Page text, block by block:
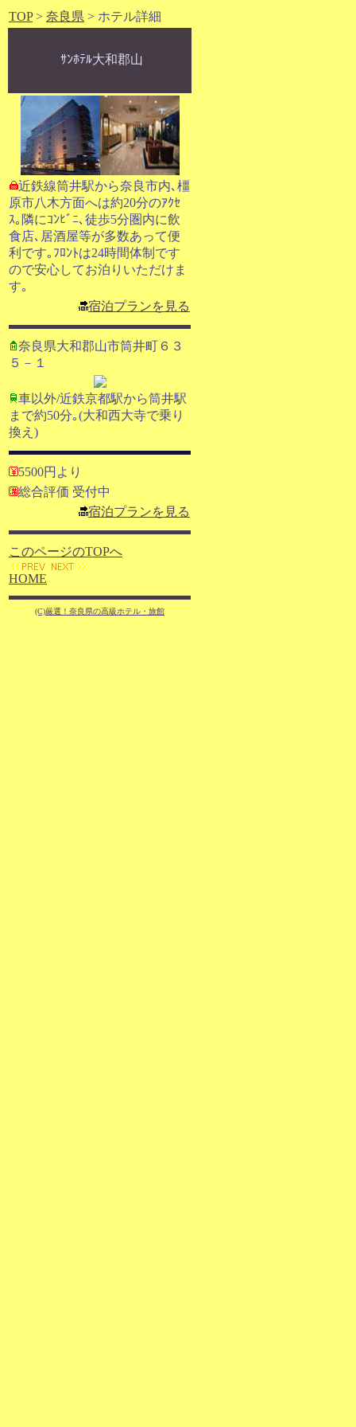
TOP> 奈良県 > ホテル詳細
ｻﾝﾎﾃﾙ大和郡山
近鉄線筒井駅から奈良市内､橿
原市八木方面へは約20分のｱｸｾ
ｽ｡隣にｺﾝﾋﾞﾆ､徒歩5分圏内に飲
食店､居酒屋等が多数あって便
利です｡ﾌﾛﾝﾄは24時間体制です
ので安心してお泊りいただけま
す｡
宿泊プランを見る
奈良県大和郡山市筒井町６３
５－１
車以外/近鉄京都駅から筒井駅
まで約50分｡(大和西大寺で乗り
換え)
5500円より
総合評価 受付中
宿泊プランを見る
このページのTOPへ
HOME
(C)厳選！奈良県の高級ホテル・旅館